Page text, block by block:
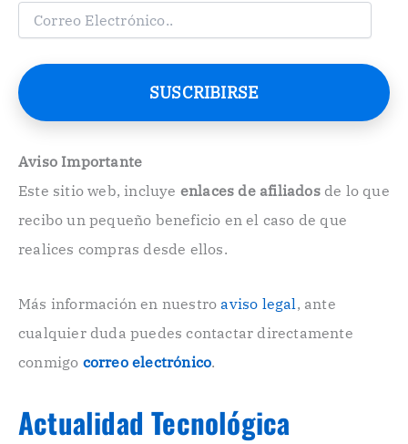
C
e
o
e
t
ó
n
o
.
SUSCRIBIRSE
Aviso Importante
Este sitio web, incluye enlaces de afiliadosde lo que
recibo un pequeño beneficio en el caso de que
realices compras desde ellos.
Más información en nuestroaviso legal , ante
cualquier duda puedes contactar directamente
conmigo correo electrónico.
Actualidad Tecnológica